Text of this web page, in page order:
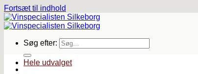
Fortsæt til indhold
Søg efter:
Hele udvalget